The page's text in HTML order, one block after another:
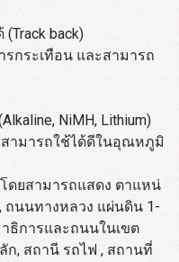
back)
กระเทือน และสามารถ
NiMH, Lithium)
สามารถใช้ได้ดีในอุณหภูมิ
ดยสามารถแสดง ตาแหน่
ถนนทางหลวง แผ่นดิน 1-
ธิการและถนนในเขต
ก, สถานี รถไฟ , สถานที่